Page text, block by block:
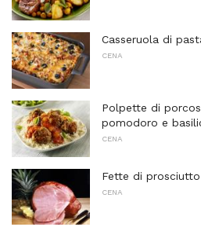
Casseruola di
CENA
Polpette di
pomodoro e
CENA
Fette di
CENA